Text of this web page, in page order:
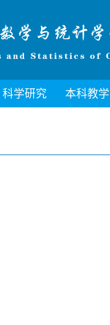
科学研究 本科教学